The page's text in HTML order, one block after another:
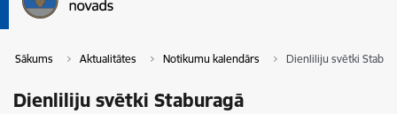
Sākums Aktualitātes Notikumu kalendārs Dienliliju svētki
Dienliliju svētki Staburagā